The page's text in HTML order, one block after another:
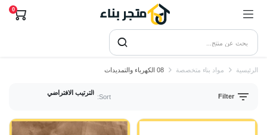
0
الرئيسية مواد بناء متخصصة 08 الكهرباء والتمديدات
Filter
Sort: